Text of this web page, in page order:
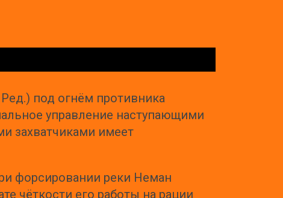
под огнём противника
управление наступающими
захватчиками имеет
форсировании реки Неман
чёткости его работы на рации